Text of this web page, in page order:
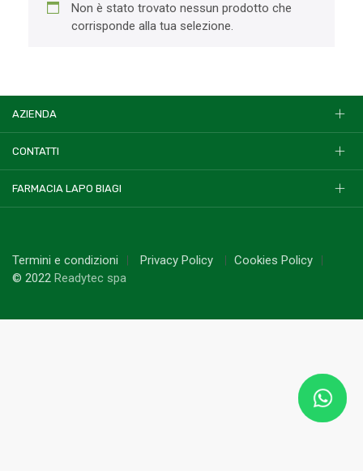
Non è stato trovato nessun prodotto che
corrisponde alla tua selezione.
AZIENDA
CONTATTI
FARMACIA LAPO BIAGI
Termini e condizioni Privacy Policy
Cookies Policy
© 2022 Readytec spa